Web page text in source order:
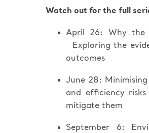
Watch out for the full
April 26: Why the
Exploring the
outcomes
June 28:
and efficiency
mitigate them
September 6: